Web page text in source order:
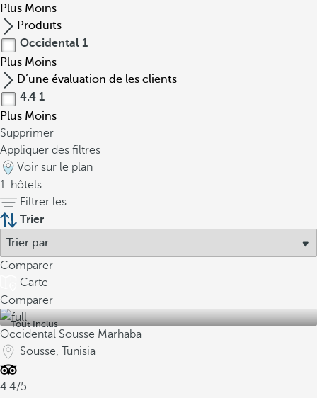
Plus Moins
Produits
Occidental 1
Plus Moins
D’une évaluation de les clients
4.4 1
Plus Moins
Supprimer
Appliquer des filtres
Voir sur le plan
1 hôtels
Filtrer les
Trier
Comparer
Carte
Comparer
Tout Inclus
Occidental Sousse Marhaba
Sousse, Tunisia
4.4/5